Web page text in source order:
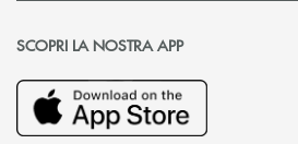
SCOPRI LA NOSTRA APP